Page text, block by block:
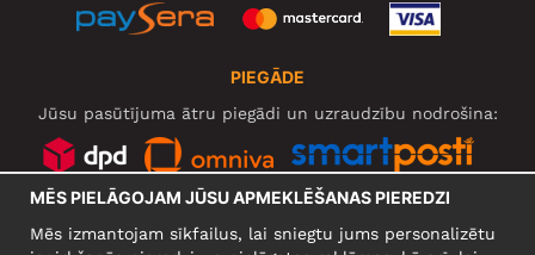
PIEGĀDE
Jūsu pasūtījuma ātru piegādi un uzraudzību nodrošina:
MĒS PIELĀGOJAM JŪSU APMEKLĒŠANAS PIEREDZI
Mēs izmantojam sīkfailus, lai sniegtu jums personalizētu